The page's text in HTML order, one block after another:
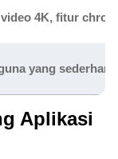
4K, fitur
yang
Aplikasi